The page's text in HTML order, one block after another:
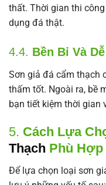
thất. Thời gian thi
dụng đá thật.
4.4. Bền Bỉ Và
Sơn giả đá cẩm thạch
thấm tốt. Ngoài ra, bề
bạn tiết kiệm thời gian
5. Cách Lựa
Thạch Phù Hợp
Để lựa chọn loại sơn